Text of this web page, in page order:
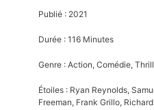
Publié : 2021
Durée : 116 Minutes
Genre : Action, Comédie,
Étoiles : Ryan Reynolds,
Freeman, Frank Grillo,